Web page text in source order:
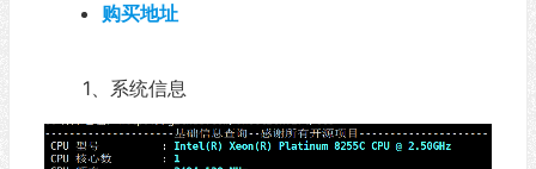
购买地址
1、系统信息